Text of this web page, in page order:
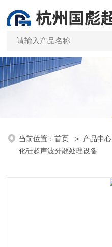
当前位置：首页 > 产品中心
化硅超声波分散处理设备